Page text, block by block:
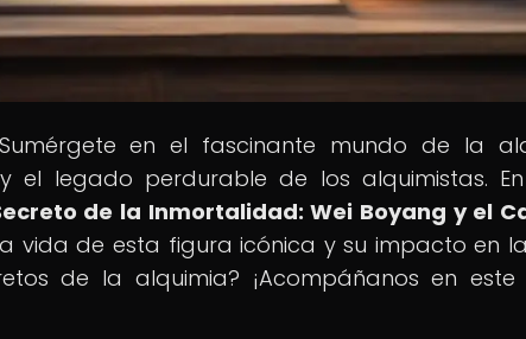
Sumérgete en el fascinante mundo de la
el legado perdurable de los alquimistas.
de la Inmortalidad: Wei Boyang y el
vida de esta figura icónica y su impacto en
de la alquimia? ¡Acompáñanos en este